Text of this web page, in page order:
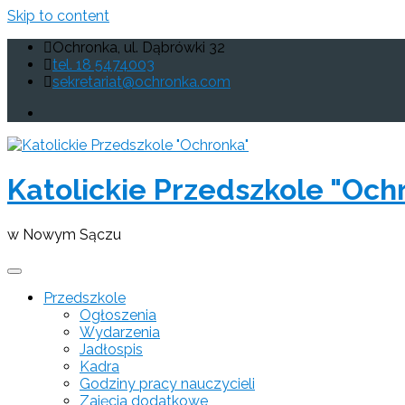
Skip to content
Ochronka, ul. Dąbrówki 32
tel. 18 5474003
sekretariat@ochronka.com
Katolickie Przedszkole
w Nowym Sączu
Przedszkole
Ogłoszenia
Wydarzenia
Jadłospis
Kadra
Godziny pracy nauczycieli
Zajęcia dodatkowe